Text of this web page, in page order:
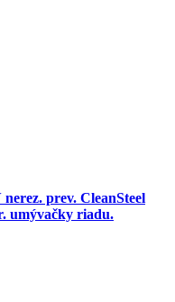
prev. CleanSteel
umývačky riadu.